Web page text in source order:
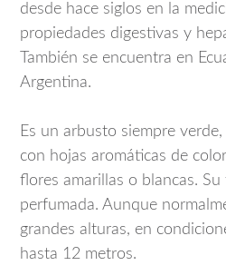
desde hace siglos en la
propiedades digestivas y
También se encuentra en
Argentina.
Es un arbusto siempre
con hojas aromáticas de
flores amarillas o blancas.
perfumada. Aunque
grandes alturas, en
hasta 12 metros.